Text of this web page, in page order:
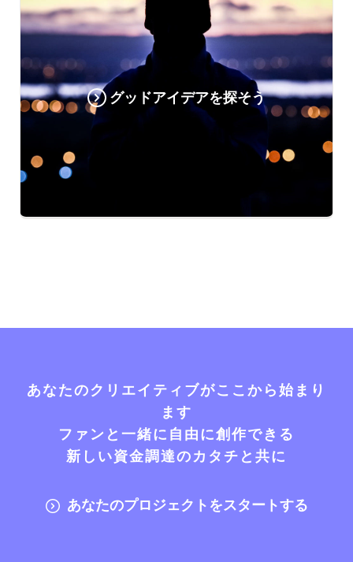
グッドアイデアを探そう
あなたのクリエイティブがここから始まり
ます
ファンと一緒に自由に創作できる
新しい資金調達のカタチと共に
あなたのプロジェクトをスタートする